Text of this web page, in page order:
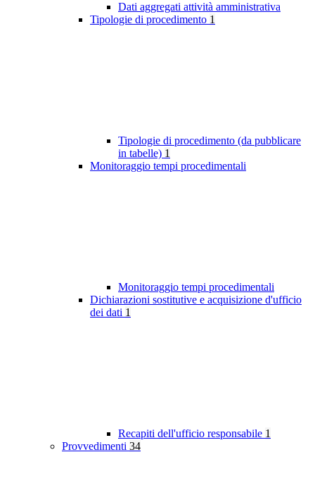
Dati aggregati attività amministrativa
Tipologie di procedimento 1
Tipologie di procedimento (da pubblicare
in tabelle) 1
Monitoraggio tempi procedimentali
Monitoraggio tempi procedimentali
Dichiarazioni sostitutive e acquisizione d'ufficio
dei dati 1
Recapiti dell'ufficio responsabile 1
Provvedimenti 34